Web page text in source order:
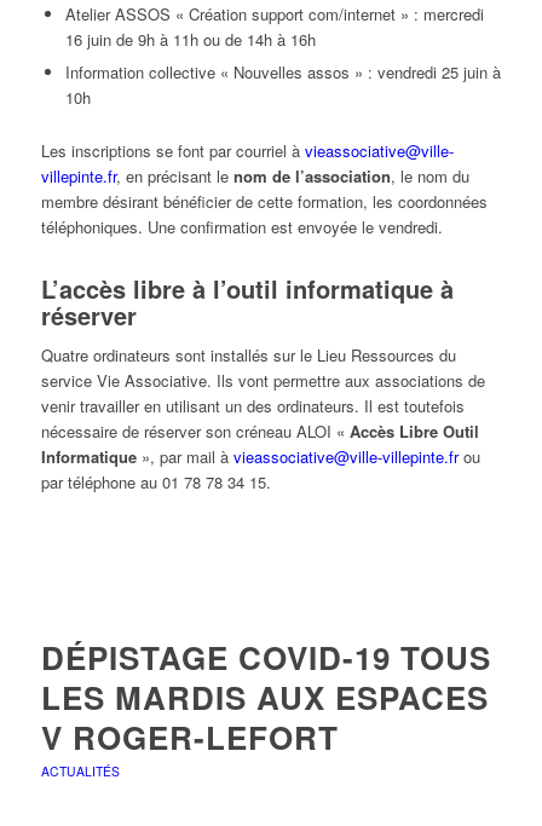
Atelier ASSOS « Création support com/internet » : mercredi
16 juin de 9h à 11h ou de 14h à 16h
Information collective « Nouvelles assos » : vendredi 25 juin à
10h
Les inscriptions se font par courriel à vieassociative@ville-
villepinte.fr, en précisant le nom de l’association, le nom du
membre désirant bénéficier de cette formation, les coordonnées
téléphoniques. Une confirmation est envoyée le vendredi.
L’accès libre à l’outil informatique à
réserver
Quatre ordinateurs sont installés sur le Lieu Ressources du
service Vie Associative. Ils vont permettre aux associations de
venir travailler en utilisant un des ordinateurs. Il est toutefois
nécessaire de réserver son créneau ALOI « Accès Libre Outil
Informatique», par mail à vieassociative@ville-villepinte.frou
par téléphone au 01 78 78 34 15.
DÉPISTAGE COVID-19 TOUS
LES MARDIS AUX ESPACES
V ROGER-LEFORT
ACTUALITÉS